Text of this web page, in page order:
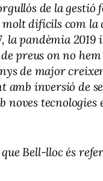
de la gestió
molt difícils com la
la pandèmia 2019
preus on no
de major
amb inversió de
noves tecnologies
Bell-lloc és